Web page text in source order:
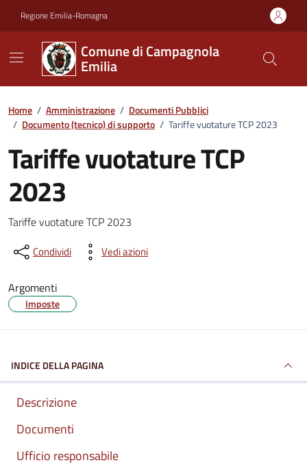
Regione Emilia-Romagna
Comune di Campagnola
Emilia
Home / Amministrazione / Documenti Pubblici
/ Documento (tecnico) di supporto / Tariffe vuotature TCP 2023
Tariffe vuotature TCP
2023
Dettagli del documento
Tariffe vuotature TCP 2023
Condividi Vedi azioni
Argomenti
Imposte
INDICE DELLA PAGINA
Descrizione
Documenti
Ufficio responsabile